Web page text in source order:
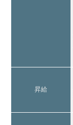
昇給